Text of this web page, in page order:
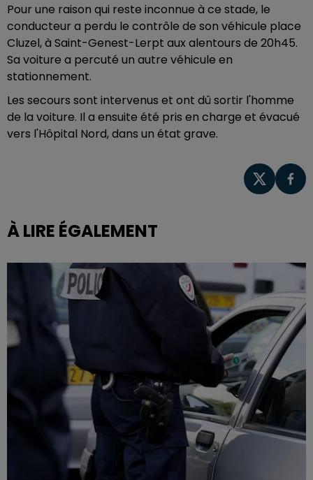
Pour une raison qui reste inconnue à ce stade, le
conducteur a perdu le contrôle de son véhicule place
Cluzel, à Saint-Genest-Lerpt aux alentours de 20h45.
Sa voiture a percuté un autre véhicule en
stationnement.
Les secours sont intervenus et ont dû sortir l'homme
de la voiture. Il a ensuite été pris en charge et évacué
vers l'Hôpital Nord, dans un état grave.
À LIRE ÉGALEMENT